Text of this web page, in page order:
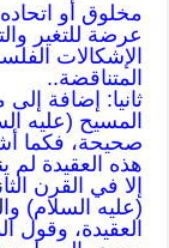
مخلوق أو
عرضة للتغير
الإشكالات
المتناقضة..
ثانيا: إضافة
المسيح (عليه
صحيحة، فكما
هذه العقيدة لم
إلا في القرن
(عليه السلام)
العقيدة، وقول